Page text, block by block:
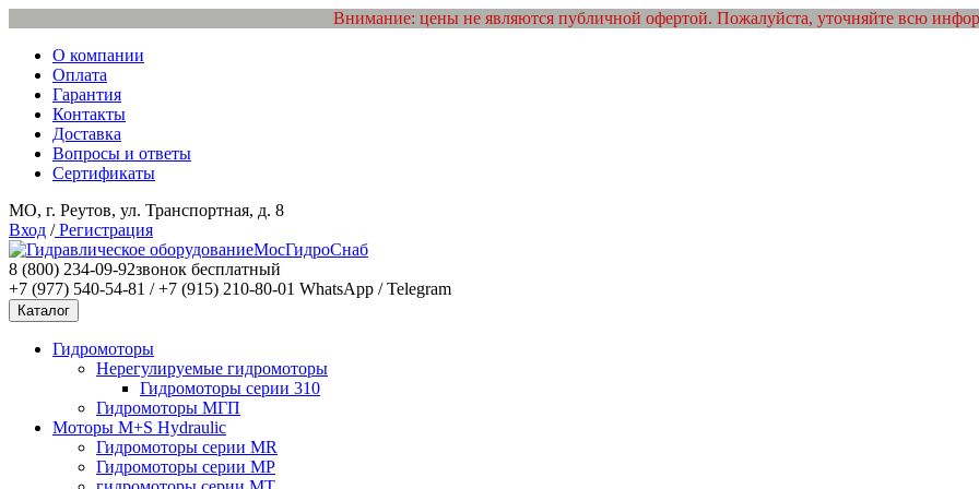
Внимание: цены не являются публичной офертой. Пожалуйста, уточняйте всю
О компании
Оплата
Гарантия
Контакты
Доставка
Вопросы и ответы
Сертификаты
МО, г. Реутов, ул. Транспортная, д. 8
Вход /Регистрация
МосГидроСнаб
8 (800) 234-09-92звонок бесплатный
+7 (977) 540-54-81 / +7 (915) 210-80-01 WhatsApp / Telegram
Каталог
Гидромоторы
Нерегулируемые гидромоторы
Гидромоторы серии 310
Гидромоторы МГП
Моторы M+S Hydraulic
Гидромоторы серии MR
Гидромоторы серии MP